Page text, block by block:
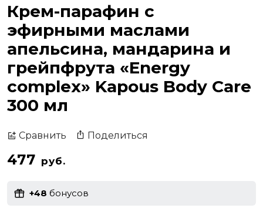
Крем-парафин с
эфирными маслами
апельсина, мандарина и
грейпфрута «Energy
complex» Kapous Body Care
300 мл
Сравнить Поделиться
477 руб.
+48 бонусов